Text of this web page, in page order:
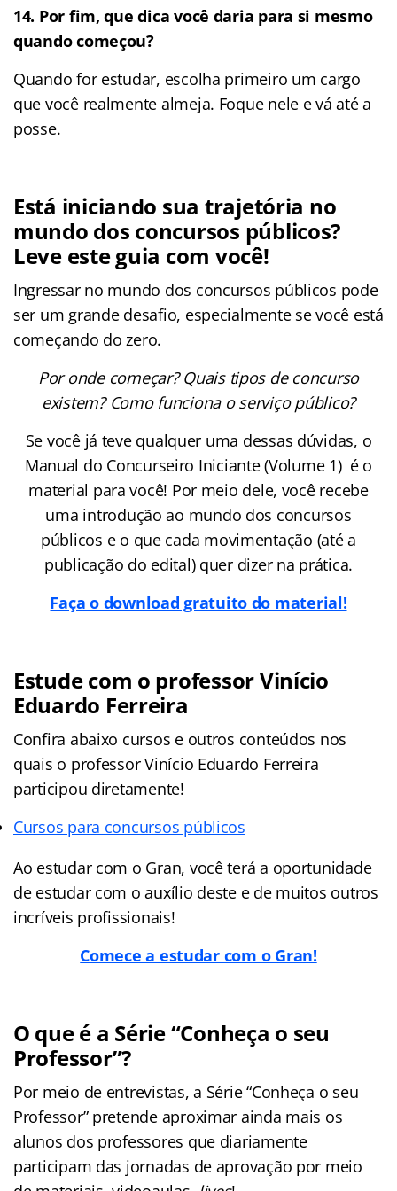
14. Por fim, que dica você daria para si mesmo
quando começou?
Quando for estudar, escolha primeiro um cargo
que você realmente almeja. Foque nele e vá até a
posse.
Está iniciando sua trajetória no
mundo dos concursos públicos?
Leve este guia com você!
Ingressar no mundo dos concursos públicos pode
ser um grande desafio, especialmente se você está
começando do zero.
Por onde começar? Quais tipos de concurso
existem? Como funciona o serviço público?
Se você já teve qualquer uma dessas dúvidas, o
Manual do Concurseiro Iniciante (Volume 1) é o
material para você! Por meio dele, você recebe
uma introdução ao mundo dos concursos
públicos e o que cada movimentação (até a
publicação do edital) quer dizer na prática.
Faça o download gratuito do material!
Estude com o professor Vinício
Eduardo Ferreira
Confira abaixo cursos e outros conteúdos nos
quais o professor Vinício Eduardo Ferreira
participou diretamente!
Cursos para concursos públicos
Ao estudar com o Gran, você terá a oportunidade
de estudar com o auxílio deste e de muitos outros
incríveis profissionais!
Comece a estudar com o Gran!
O que é a Série “Conheça o seu
Professor”?
Por meio de entrevistas, a Série “Conheça o seu
Professor” pretende aproximar ainda mais os
alunos dos professores que diariamente
participam das jornadas de aprovação por meio